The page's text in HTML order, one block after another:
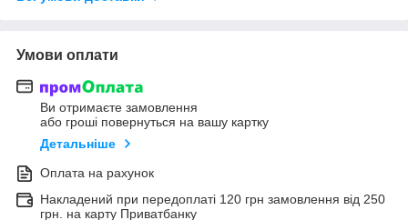
Умови оплати
Ви отримаєте замовлення
або гроші повернуться на вашу картку
Детальніше
Оплата на рахунок
Накладений при передоплаті 120 грн замовлення від 250
грн. на карту Приватбанку